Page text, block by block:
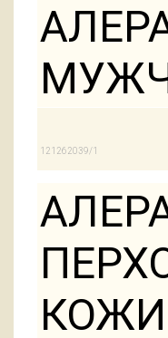
121262039/1